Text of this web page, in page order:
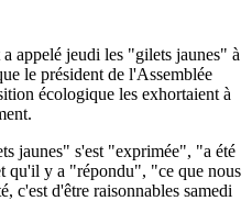
appelé jeudi les "gilets jaunes" à
le président de l'Assemblée
écologique les exhortaient à
jaunes" s'est "exprimée", "a été
qu'il y a "répondu", "ce que nous
c'est d'être raisonnables samedi